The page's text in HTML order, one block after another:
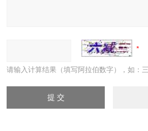
请输入计算结果（填写阿拉伯数字），如：